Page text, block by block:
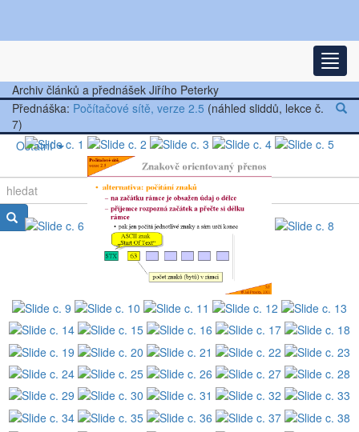
Nejnovější články
Další články
Přednášky
Ostatní
Archiv článků a přednášek Jiřího Peterky
Přednáška: Počítačové sítě, verze 2.5 (náhled sliddů, lekce č.
7)